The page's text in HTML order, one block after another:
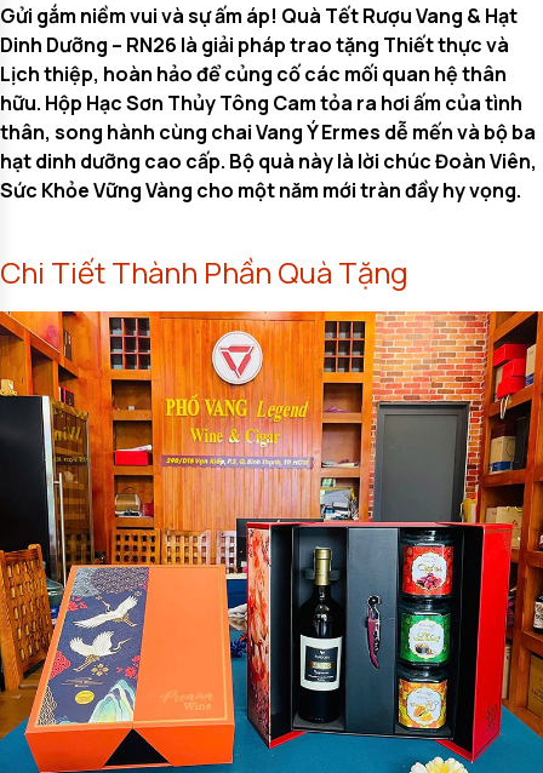
Gửi gắm niềm vui và sự ấm áp! Quà Tết Rượu Vang & Hạt
Dinh Dưỡng – RN26 là giải pháp trao tặng Thiết thực và
Lịch thiệp, hoàn hảo để củng cố các mối quan hệ thân
hữu. Hộp Hạc Sơn Thủy Tông Cam tỏa ra hơi ấm của tình
thân, song hành cùng chai Vang Ý Ermes dễ mến và bộ ba
hạt dinh dưỡng cao cấp. Bộ quà này là lời chúc Đoàn Viên,
Sức Khỏe Vững Vàng cho một năm mới tràn đầy hy vọng.
Chi Tiết Thành Phần Quà Tặng